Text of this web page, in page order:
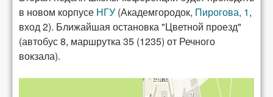
в новом корпусе НГУ (Академгородок, Пирогова, 1,
вход 2). Ближайшая остановка "Цветной проезд"
(автобус 8, маршрутка 35 (1235) от Речного
вокзала).